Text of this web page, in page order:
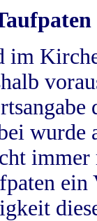
im
wurde